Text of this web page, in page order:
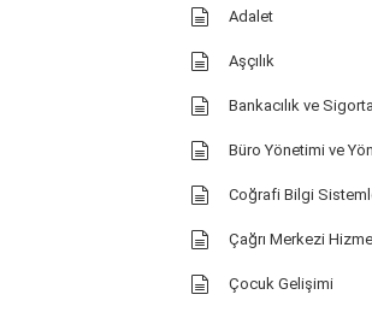
Adalet
Aşçılık
Bankacılık ve
Büro Yönetimi ve
Coğrafi Bilgi
Çağrı Merkezi
Çocuk Gelişimi